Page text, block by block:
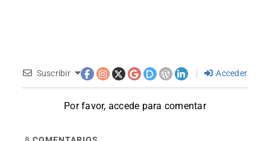
Suscribir Acceder
Por favor, accede para comentar